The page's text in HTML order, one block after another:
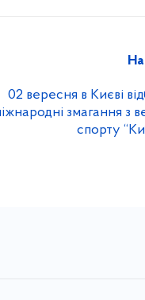
02 вересня в Києві
змагання з
спорту